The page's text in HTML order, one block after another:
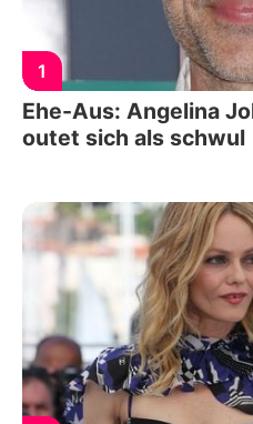
1
Ehe-Aus: Angelina
outet sich als schwul